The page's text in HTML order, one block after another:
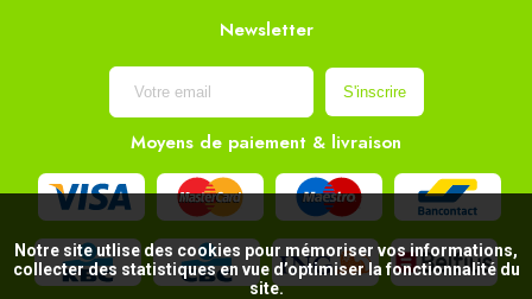
Newsletter
Moyens de paiement & livraison
Notre site utlise des cookies pour mémoriser vos informations,
collecter des statistiques en vue d’optimiser la fonctionnalité du
site.